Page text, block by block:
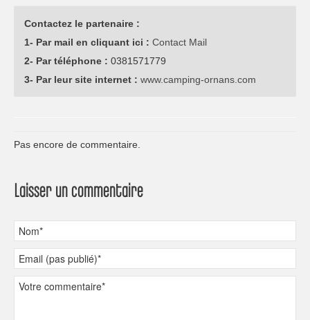
Contactez le partenaire :
1- Par mail en cliquant ici : Contact Mail
2- Par téléphone : 0381571779
3- Par leur site internet : www.camping-ornans.com
Pas encore de commentaire.
Laisser un commentaire